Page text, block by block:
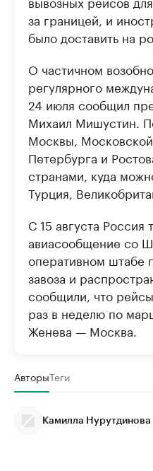
за границей, и
было доставить на
О частичном
регулярного
24 июля сообщил
Михаил Мишустин.
Москвы,
Петербурга и
странами, куда
Турция,
С 15 августа Россия
авиасообщение со
оперативном штабе
завоза и
сообщили, что
раз в неделю по
Женева — Москва.
АвторыТеги
Камилла Нурутдинова